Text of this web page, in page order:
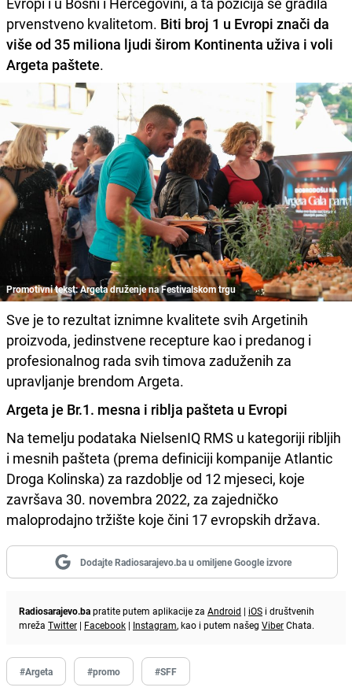
prvenstveno kvalitetom. Biti broj 1 u Evropi znači da
više od 35 miliona ljudi širom Kontinenta uživa i voli
Argeta paštete.
Promotivni tekst: Argeta druženje na Festivalskom trgu
Sve je to rezultat iznimne kvalitete svih Argetinih
proizvoda, jedinstvene recepture kao i predanog i
profesionalnog rada svih timova zaduženih za
upravljanje brendom Argeta.
Argeta je Br.1. mesna i riblja pašteta u Evropi
Na temelju podataka NielsenIQ RMS u kategoriji ribljih
i mesnih pašteta (prema definiciji kompanije Atlantic
Droga Kolinska) za razdoblje od 12 mjeseci, koje
završava 30. novembra 2022, za zajedničko
maloprodajno tržište koje čini 17 evropskih država.
Dodajte Radiosarajevo.ba u omiljene Google izvore
Radiosarajevo.bapratite putem aplikacije za Android | iOS i društvenih
mreža Twitter | Facebook | Instagram, kao i putem našeg ViberChata.
#Argeta #promo #SFF